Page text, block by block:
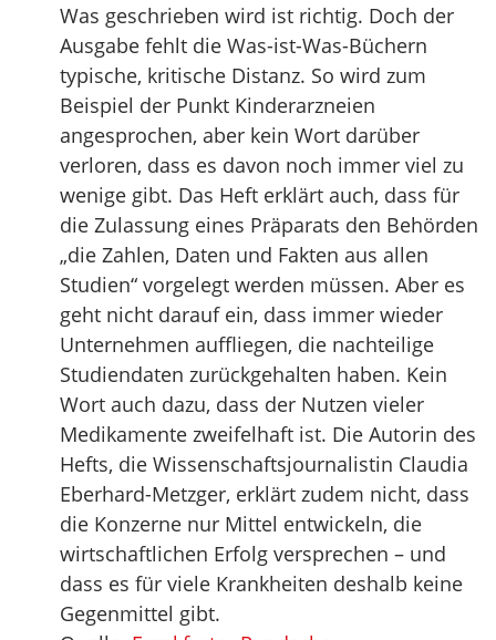
Was geschrieben wird ist richtig. Doch der
Ausgabe fehlt die Was-ist-Was-Büchern
typische, kritische Distanz. So wird zum
Beispiel der Punkt Kinderarzneien
angesprochen, aber kein Wort darüber
verloren, dass es davon noch immer viel zu
wenige gibt. Das Heft erklärt auch, dass für
die Zulassung eines Präparats den Behörden
„die Zahlen, Daten und Fakten aus allen
Studien“ vorgelegt werden müssen. Aber es
geht nicht darauf ein, dass immer wieder
Unternehmen auffliegen, die nachteilige
Studiendaten zurückgehalten haben. Kein
Wort auch dazu, dass der Nutzen vieler
Medikamente zweifelhaft ist. Die Autorin des
Hefts, die Wissenschaftsjournalistin Claudia
Eberhard-Metzger, erklärt zudem nicht, dass
die Konzerne nur Mittel entwickeln, die
wirtschaftlichen Erfolg versprechen – und
dass es für viele Krankheiten deshalb keine
Gegenmittel gibt.